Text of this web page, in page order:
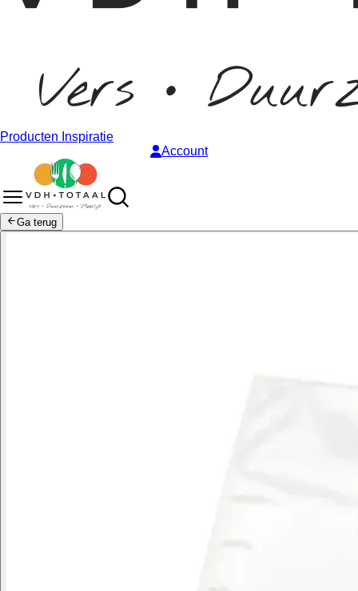
Producten Inspiratie
Account
Ga terug